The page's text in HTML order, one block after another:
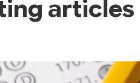
articles